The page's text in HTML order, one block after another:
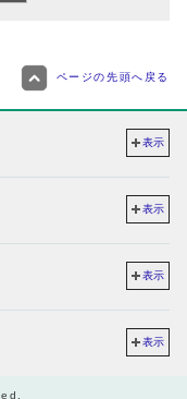
ページの先頭へ戻る
表示
表示
表示
表示